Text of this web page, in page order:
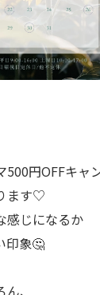
円OFFキャ
ます♡
感じになるか
印象🤔
、